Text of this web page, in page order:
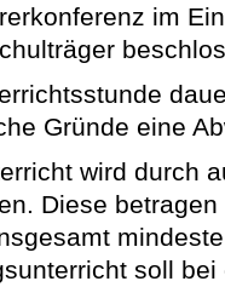
im
Gründe eine
wird durch
Diese
soll